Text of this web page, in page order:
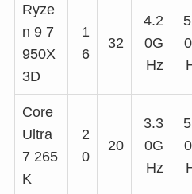
Ryze
n 9 7
950X
3D
1
6
32
4.2
0G
Hz
Core
Ultra
7 265
K
2
0
20
3.3
0G
Hz